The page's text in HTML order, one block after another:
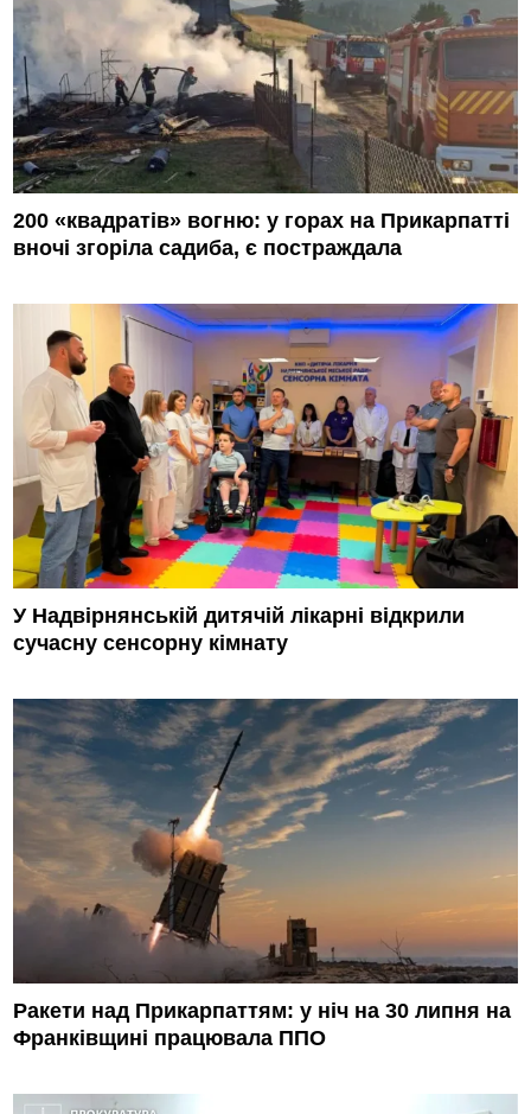
200 «квадратів» вогню: у горах на Прикарпатті
вночі згоріла садиба, є постраждала
У Надвірнянській дитячій лікарні відкрили
сучасну сенсорну кімнату
Ракети над Прикарпаттям: у ніч на 30 липня на
Франківщині працювала ППО